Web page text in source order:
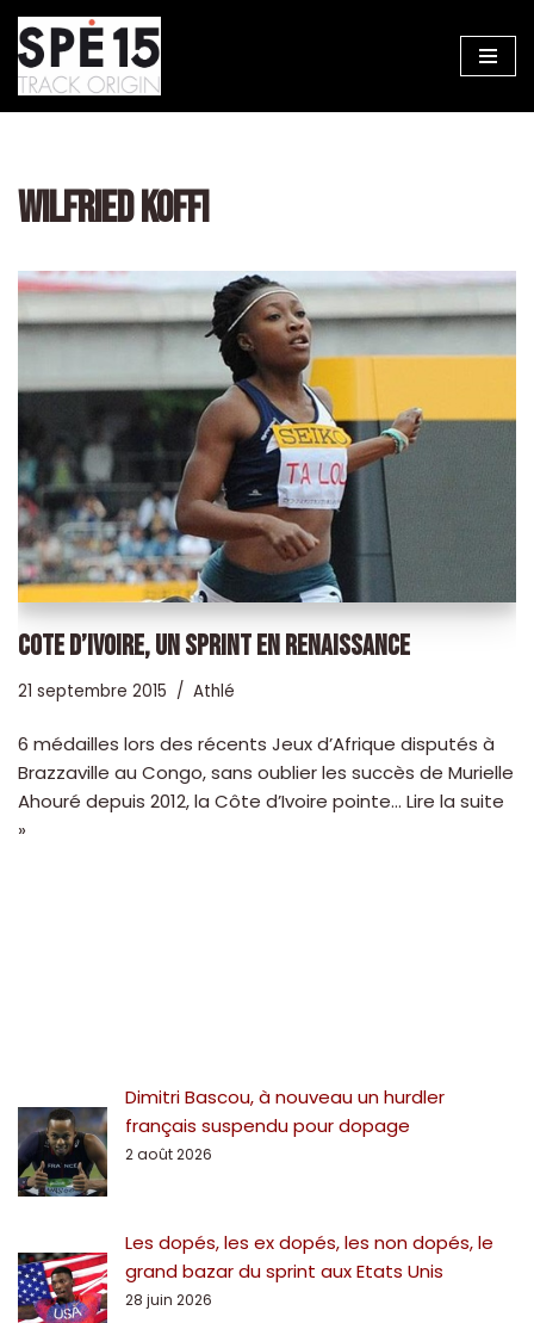
Aller
au
WILFRIED KOFFI
COTE D’IVOIRE, UN SPRINT EN RENAISSANCE
21 septembre 2015 Athlé
6 médailles lors des récents Jeux d’Afrique disputés à
Brazzaville au Congo, sans oublier les succès de Murielle
Ahouré depuis 2012, la Côte d’Ivoire pointe… Lire la suite
»
Dimitri Bascou, à nouveau un hurdler
français suspendu pour dopage
2 août 2026
Les dopés, les ex dopés, les non dopés, le
grand bazar du sprint aux Etats Unis
28 juin 2026